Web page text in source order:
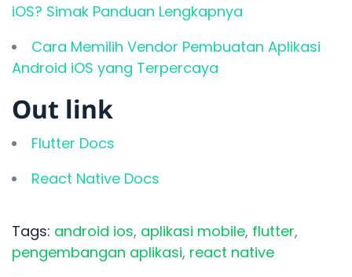
iOS? Simak Panduan Lengkapnya
Cara Memilih Vendor Pembuatan Aplikasi
Android iOS yang Terpercaya
Out link
Flutter Docs
React Native Docs
Tags: android ios, aplikasi mobile, flutter,
pengembangan aplikasi, react native